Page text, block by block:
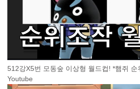
512강X5번 모동숲 이상형 월드컵! *햄쥐
Youtube